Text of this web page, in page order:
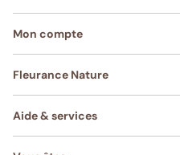
Mon compte
Fleurance Nature
Aide & services